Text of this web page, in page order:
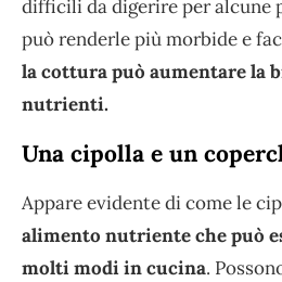
difficili da digerire per alcune
può renderle più morbide e
la cottura può aumentare la
nutrienti.
Una cipolla e un
Appare evidente di come le
alimento nutriente che può
molti modi in cucina.